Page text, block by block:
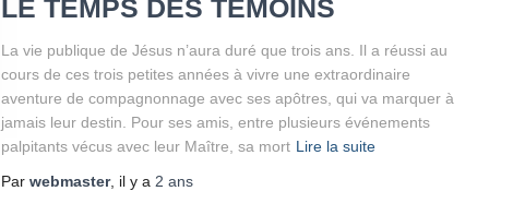
LE TEMPS DES TEMOINS
La vie publique de Jésus n’aura duré que trois ans. Il a réussi au
cours de ces trois petites années à vivre une extraordinaire
aventure de compagnonnage avec ses apôtres, qui va marquer à
jamais leur destin. Pour ses amis, entre plusieurs événements
palpitants vécus avec leur Maître, sa mort Lire la suite
Par webmaster, il y a 2 ans